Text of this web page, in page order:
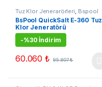
Tuz Klor Jenerarörleri Bspool
Tuz Klor Jeneratörleri,Çok
Satanlar ,Kampanyalı Ürünler
BsPool QuickSalt E-360 Tuz
Klor Jeneratörü
-%30 İndirim
60.060₺ 85.807₺